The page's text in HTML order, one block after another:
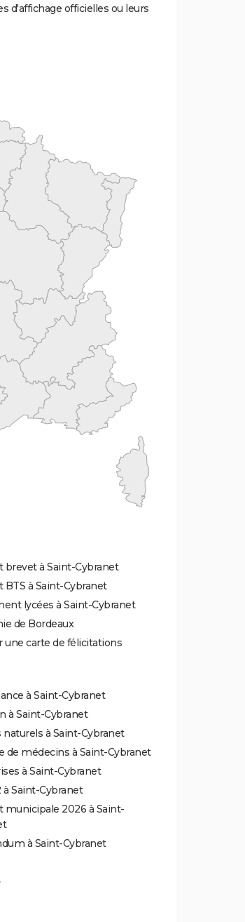
d'affichage officielles ou leurs
brevet à Saint-Cybranet
BTS à Saint-Cybranet
lycées à Saint-Cybranet
de Bordeaux
une carte de félicitations
à Saint-Cybranet
à Saint-Cybranet
naturels à Saint-Cybranet
de médecins à Saint-Cybranet
à Saint-Cybranet
Saint-Cybranet
municipale 2026 à Saint-
à Saint-Cybranet